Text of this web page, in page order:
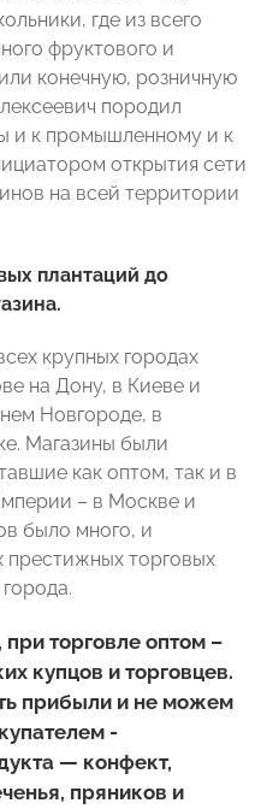
где из всего
фруктового и
конечную, розничную
породил
и к промышленному и к
открытия сети
на всей территории
плантаций до
крупных городах
на Дону, в Киеве и
Новгороде, в
Магазины были
как оптом, так и в
– в Москве и
было много, и
престижных торговых
торговле оптом –
купцов и торговцев.
прибыли и не можем
-
— конфект,
пряников и